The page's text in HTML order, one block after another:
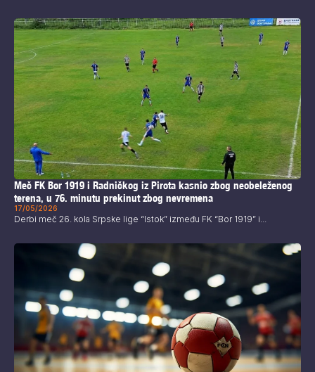
Meč FK Bor 1919 i Radničkog iz Pirota kasnio zbog neobeleženog
terena, u 76. minutu prekinut zbog nevremena
17/05/2026
Derbi meč 26. kola Srpske lige “Istok” između FK “Bor 1919” i...